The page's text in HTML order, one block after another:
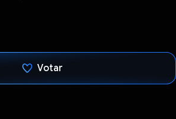
Votar